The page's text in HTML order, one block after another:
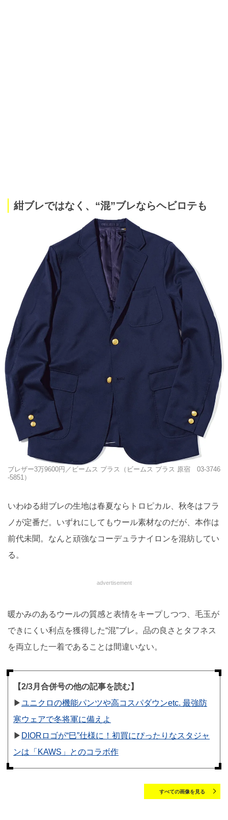
紺ブレではなく、“混”ブレならヘビロテも
ブレザー3万9600円／ビームス プラス（ビームス プラス 原宿 03-3746
-5851）
いわゆる紺ブレの生地は春夏ならトロピカル、秋冬はフラ
ノが定番だ。いずれにしてもウール素材なのだが、本作は
前代未聞。なんと頑強なコーデュラナイロンを混紡してい
る。
advertisement
暖かみのあるウールの質感と表情をキープしつつ、毛玉が
できにくい利点を獲得した“混”ブレ。品の良さとタフネス
を両立した一着であることは間違いない。
【2/3月合併号の他の記事を読む】
▶︎ユニクロの機能パンツや高コスパダウンetc. 最強防
寒ウェアで冬将軍に備えよ
▶︎ DIORロゴが“巳”仕様に！初買にぴったりなスタジャ
ンは「KAWS」とのコラボ作
すべての画像を見る